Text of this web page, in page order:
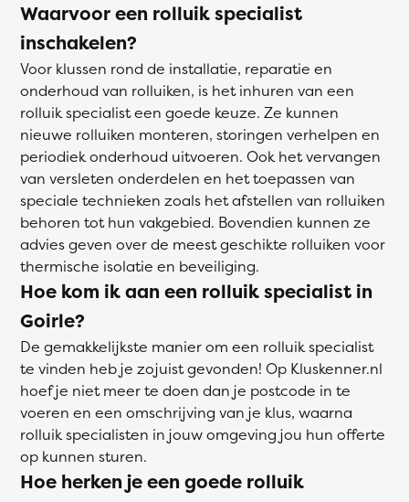
Waarvoor een rolluik specialist
inschakelen?
Voor klussen rond de installatie, reparatie en
onderhoud van rolluiken, is het inhuren van een
rolluik specialist een goede keuze. Ze kunnen
nieuwe rolluiken monteren, storingen verhelpen en
periodiek onderhoud uitvoeren. Ook het vervangen
van versleten onderdelen en het toepassen van
speciale technieken zoals het afstellen van rolluiken
behoren tot hun vakgebied. Bovendien kunnen ze
advies geven over de meest geschikte rolluiken voor
thermische isolatie en beveiliging.
Hoe kom ik aan een rolluik specialist in
Goirle?
De gemakkelijkste manier om een rolluik specialist
te vinden heb je zojuist gevonden! Op Kluskenner.nl
hoef je niet meer te doen dan je postcode in te
voeren en een omschrijving van je klus, waarna
rolluik specialisten in jouw omgeving jou hun offerte
op kunnen sturen.
Hoe herken je een goede rolluik